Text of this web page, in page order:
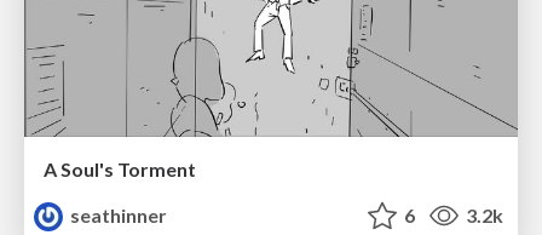
A Soul's Torment
seathinner
6 3.2k